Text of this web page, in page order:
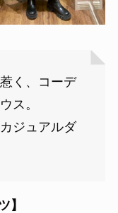
く、コーデ
ス。
ジュアルダ
】